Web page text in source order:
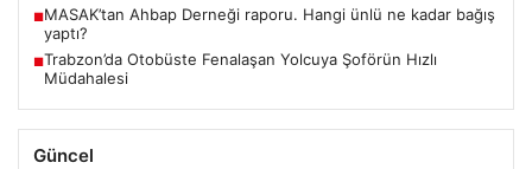
■MASAK’tan Ahbap Derneği raporu. Hangi ünlü ne kadar bağış
yaptı?
■Trabzon’da Otobüste Fenalaşan Yolcuya Şoförün Hızlı
Müdahalesi
Güncel